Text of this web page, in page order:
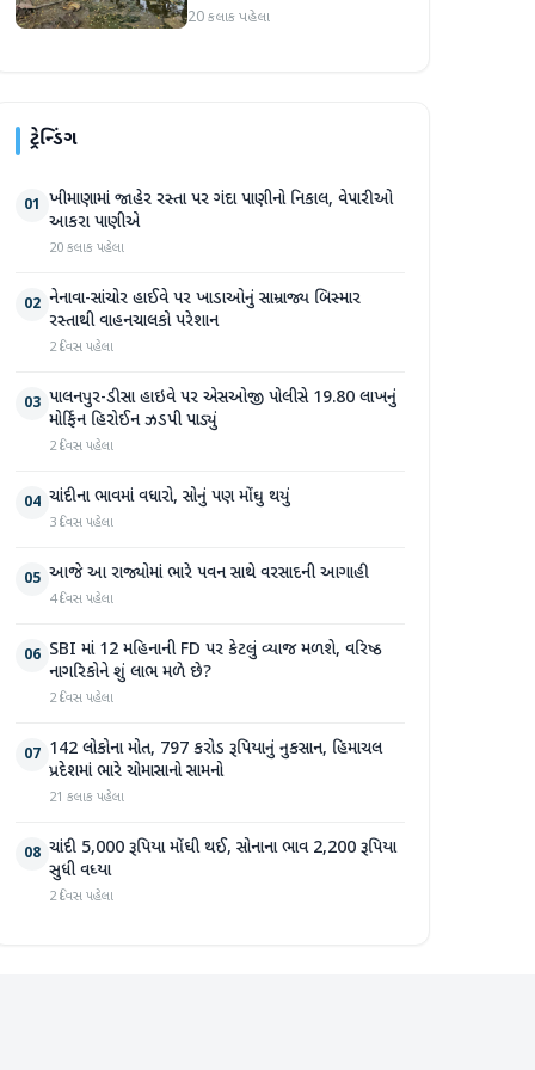
સપ્તાહમાં સેંકડો ભૂંડોના મોત
20 કલાક પહેલા
ટ્રેન્ડિંગ
01 ખીમાણામાં જાહેર રસ્તા પર ગંદા પાણીનો નિકાલ, વેપારીઓ
આકરા પાણીએ
20 કલાક પહેલા
02 નેનાવા-સાંચોર હાઈવે પર ખાડાઓનું સામ્રાજ્ય બિસ્માર
રસ્તાથી વાહનચાલકો પરેશાન
2 દિવસ પહેલા
03 પાલનપુર-ડીસા હાઇવે પર એસઓજી પોલીસે 19.80 લાખનું
મોર્ફિન હિરોઈન ઝડપી પાડ્યું
2 દિવસ પહેલા
04 ચાંદીના ભાવમાં વધારો, સોનું પણ મોંઘુ થયું
3 દિવસ પહેલા
05 આજે આ રાજ્યોમાં ભારે પવન સાથે વરસાદની આગાહી
4 દિવસ પહેલા
06 SBI માં 12 મહિનાની FD પર કેટલું વ્યાજ મળશે, વરિષ્ઠ
નાગરિકોને શું લાભ મળે છે?
2 દિવસ પહેલા
07 142 લોકોના મોત, 797 કરોડ રૂપિયાનું નુકસાન, હિમાચલ
પ્રદેશમાં ભારે ચોમાસાનો સામનો
21 કલાક પહેલા
08 ચાંદી 5,000 રૂપિયા મોંઘી થઈ, સોનાના ભાવ 2,200 રૂપિયા
સુધી વધ્યા
2 દિવસ પહેલા